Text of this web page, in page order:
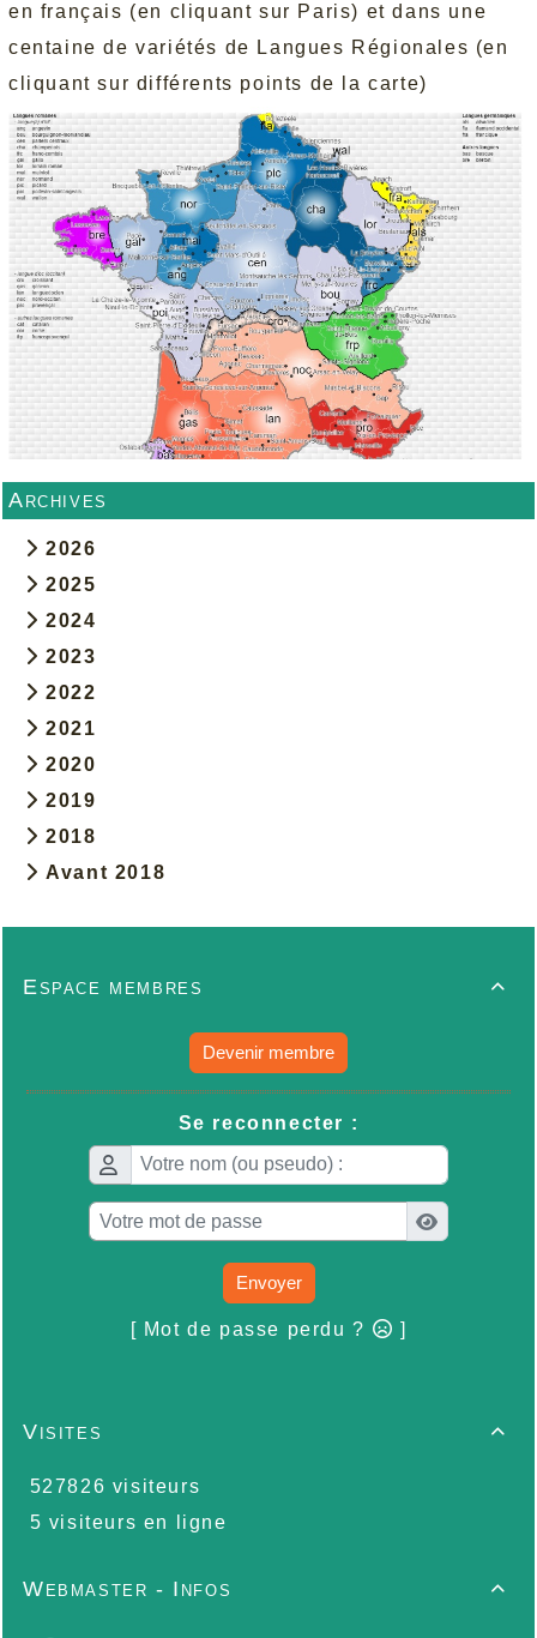
en français (en cliquant sur Paris) et dans une
centaine de variétés de Langues Régionales (en
cliquant sur différents points de la carte)
Archives
2026
2025
2024
2023
2022
2021
2020
2019
2018
Avant 2018

Espace membres
Devenir membre
Se reconnecter :
Envoyer
[ Mot de passe perdu ? ]

Visites
527826 visiteurs
5 visiteurs en ligne

Webmaster - Infos